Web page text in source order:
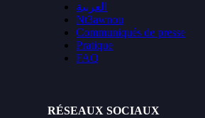
العربية
Nt3awnou
Communiqués de presse
Pratique
FAQ
RÉSEAUX SOCIAUX